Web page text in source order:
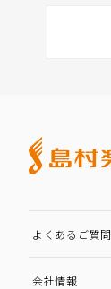
よくあるご質問
会社情報